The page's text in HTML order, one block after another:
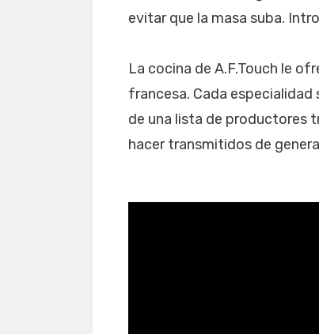
evitar que la masa suba.
La cocina de A.F.Touch le
francesa. Cada
de una lista de productores
hacer transmitidos de